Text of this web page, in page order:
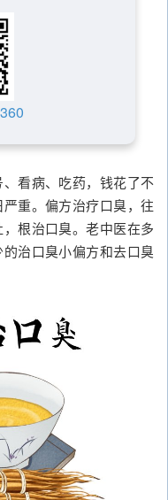
看病、吃药，钱花了不
重。偏方治疗口臭，往
根治口臭。老中医在多
治口臭小偏方和去口臭